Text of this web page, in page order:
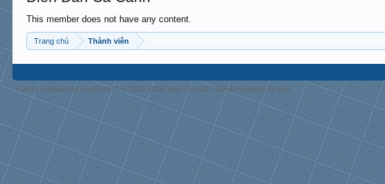
This member does not have any content.
Trang chủ Thành viên
Forum software by XenForo™© 2010-2018 XenForo Ltd. | Media embeds by s9e